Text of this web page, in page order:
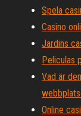
Spela
Casino
Jardins
Peliculas
Vad är
Online